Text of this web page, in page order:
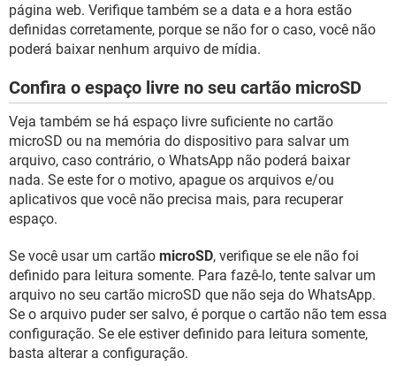
página web. Verifique também se a data e a hora estão
definidas corretamente, porque se não for o caso, você não
poderá baixar nenhum arquivo de mídia.
Confira o espaço livre no seu cartão microSD
Veja também se há espaço livre suficiente no cartão
microSD ou na memória do dispositivo para salvar um
arquivo, caso contrário, o WhatsApp não poderá baixar
nada. Se este for o motivo, apague os arquivos e/ou
aplicativos que você não precisa mais, para recuperar
espaço.
Se você usar um cartão microSD, verifique se ele não foi
definido para leitura somente. Para fazê-lo, tente salvar um
arquivo no seu cartão microSD que não seja do WhatsApp.
Se o arquivo puder ser salvo, é porque o cartão não tem essa
configuração. Se ele estiver definido para leitura somente,
basta alterar a configuração.